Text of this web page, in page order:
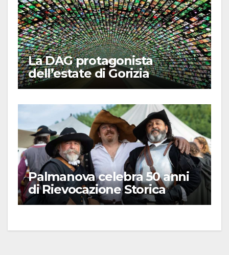
La DAG protagonista
dell’estate di Gorizia
Palmanova celebra 50 anni
di Rievocazione Storica